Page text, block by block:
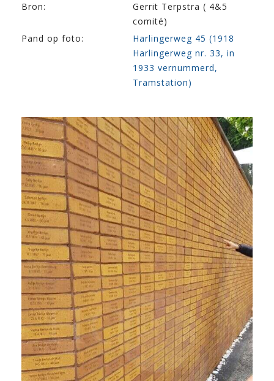
Bron:
Gerrit Terpstra ( 4&5
comité)
Pand op foto:
Harlingerweg 45 (1918
Harlingerweg nr. 33, in
1933 vernummerd,
Tramstation)